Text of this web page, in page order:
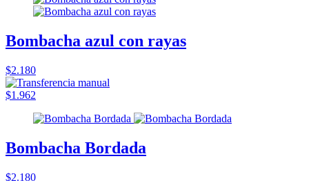
Bombacha azul con rayas
$2.180
$1.962
Bombacha Bordada
$2.180